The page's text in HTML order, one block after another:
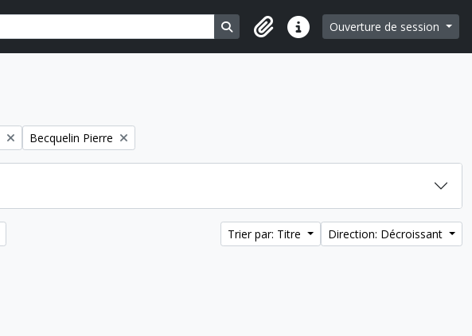
Search in browse page
Liens rapidesOuverture de session
Remove filter:
Becquelin Pierre
Trier par: Titre Direction: Décroissant